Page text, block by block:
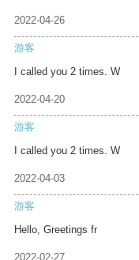
2022-04-26
游客
I called you 2 times. W
2022-04-20
游客
I called you 2 times. W
2022-04-03
游客
Hello, Greetings fr
2022-02-27